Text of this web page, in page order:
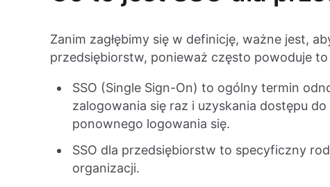
Zanim zagłębimy się w definicję, ważne jest,
przedsiębiorstw, ponieważ często powoduje to
SSO (Single Sign-On) to ogólny termin
zalogowania się raz i uzyskania dostępu
ponownego logowania się.
SSO dla przedsiębiorstw to specyficzny
organizacji.